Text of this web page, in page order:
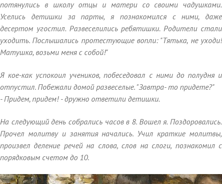
потянулись в школу отцы и матери со своими чадушками.
Уселись детишки за парты, я познакомился с ними, даже
десертом угостил. Развеселились ребятишки. Родители стали
уходить. Послышались протестующие вопли: "Тятька, не уходи!
Матушка, возьми меня с собой!"
Я кое-как успокоил учеников, побеседовал с ними до полудня и
отпустил. Побежали домой развеселые. "Завтра- то придете?"
- Придем, придем! - дружно ответили детишки.
На следующий день собрались часов в 8. Вошел я. Поздоровались.
Прочел молитву и занятия начались. Учил краткие молитвы,
произвел деление речей на слова, слов на слоги, познакомил с
порядковым счетом до 10.